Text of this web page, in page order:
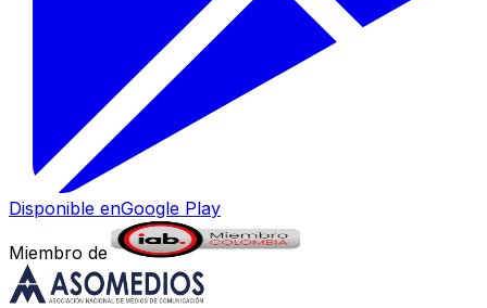
Disponible enGoogle Play
Miembro de